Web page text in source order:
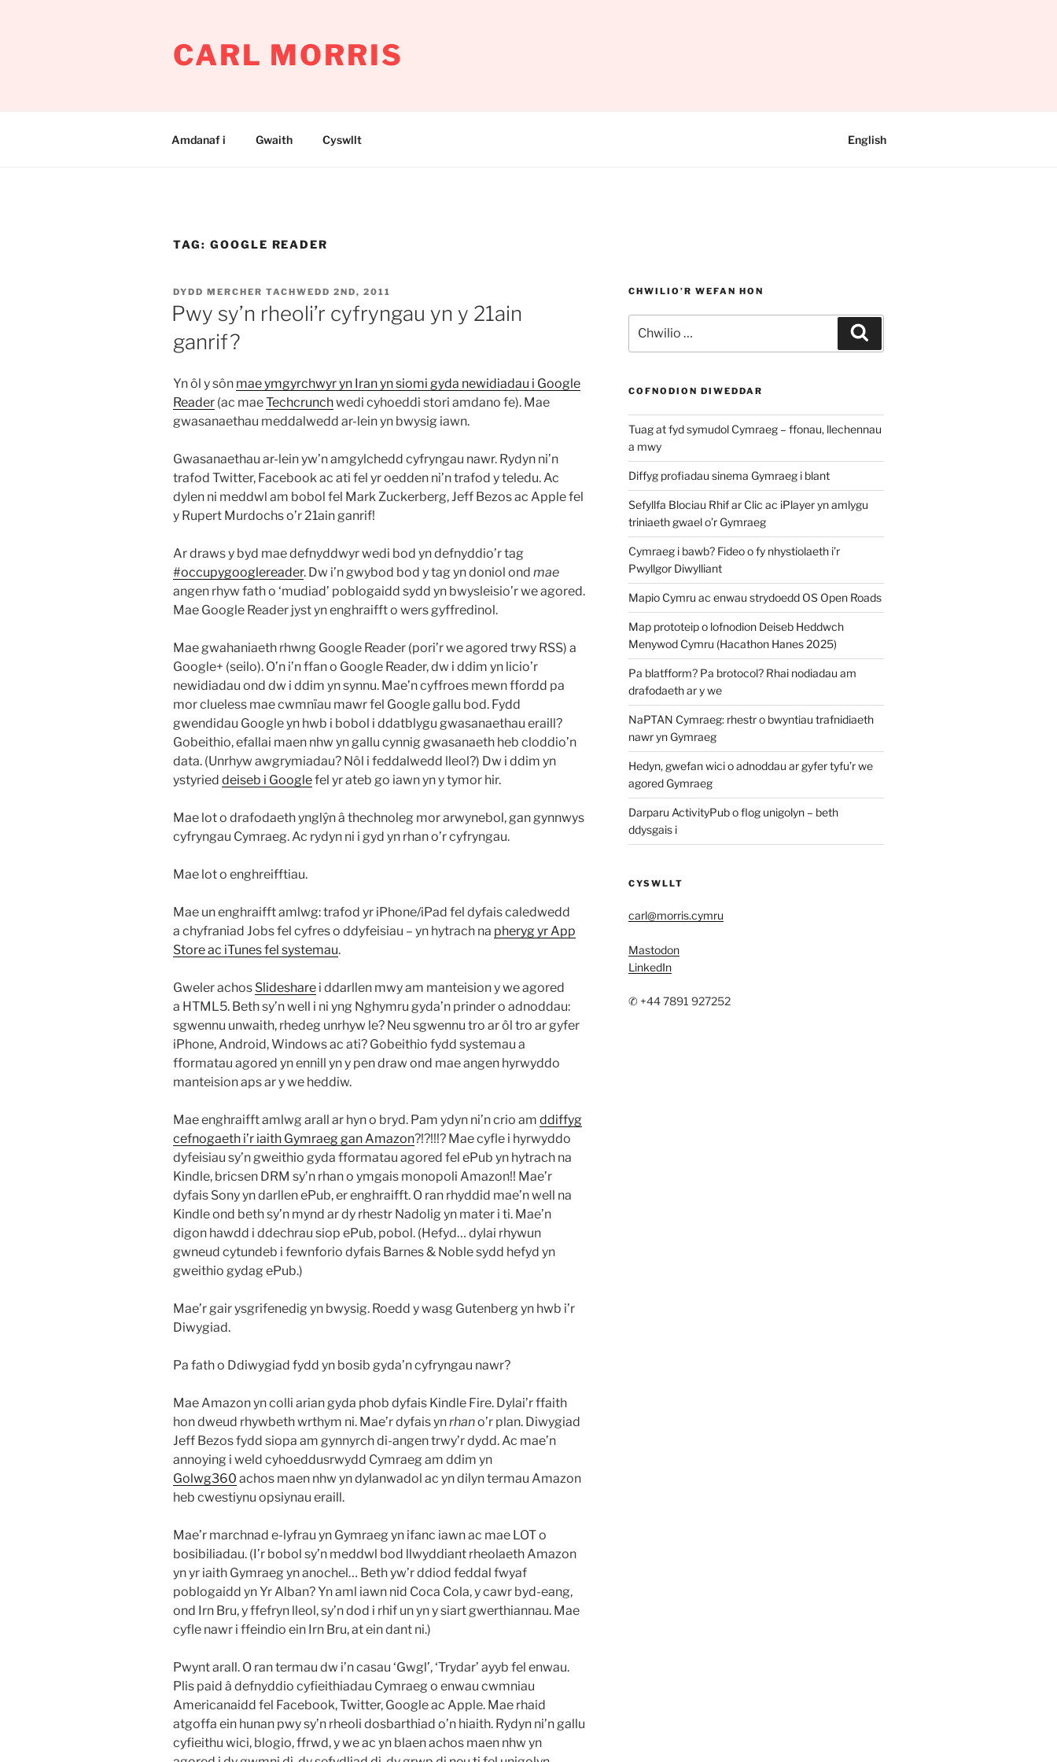
CARL MORRIS
Amdanaf i Gwaith Cyswllt English
TAG: GOOGLE READER
COFNODWYD
AR
DYDD MERCHER TACHWEDD 2ND, 2011
Pwy sy’n rheoli’r cyfryngau yn y 21ain
ganrif?
Yn ôl y sôn mae ymgyrchwyr yn Iran yn siomi gyda newidiadau i Google
Reader (ac maeTechcrunchwedi cyhoeddi stori amdano fe). Mae
gwasanaethau meddalwedd ar-lein yn bwysig iawn.
Gwasanaethau ar-lein yw’n amgylchedd cyfryngau nawr. Rydyn ni’n
trafod Twitter, Facebook ac ati fel yr oedden ni’n trafod y teledu. Ac
dylen ni meddwl am bobol fel Mark Zuckerberg, Jeff Bezos ac Apple fel
y Rupert Murdochs o’r 21ain ganrif!
Ar draws y byd mae defnyddwyr wedi bod yn defnyddio’r tag
#occupygooglereader. Dw i’n gwybod bod y tag yn doniol ond mae
angen rhyw fath o ‘mudiad’ poblogaidd sydd yn bwysleisio’r we agored.
Mae Google Reader jyst yn enghraifft o wers gyffredinol.
Mae gwahaniaeth rhwng Google Reader (pori’r we agored trwy RSS) a
Google+ (seilo). O’n i’n ffan o Google Reader, dw i ddim yn licio’r
newidiadau ond dw i ddim yn synnu. Mae’n cyffroes mewn ffordd pa
mor clueless mae cwmnïau mawr fel Google gallu bod. Fydd
gwendidau Google yn hwb i bobol i ddatblygu gwasanaethau eraill?
Gobeithio, efallai maen nhw yn gallu cynnig gwasanaeth heb cloddio’n
data. (Unrhyw awgrymiadau? Nôl i feddalwedd lleol?) Dw i ddim yn
ystyried deiseb i Googlefel yr ateb go iawn yn y tymor hir.
Mae lot o drafodaeth ynglŷn â thechnoleg mor arwynebol, gan gynnwys
cyfryngau Cymraeg. Ac rydyn ni i gyd yn rhan o’r cyfryngau.
Mae lot o enghreifftiau.
Mae un enghraifft amlwg: trafod yr iPhone/iPad fel dyfais caledwedd
a chyfraniad Jobs fel cyfres o ddyfeisiau – yn hytrach na pheryg yr App
Store ac iTunes fel systemau.
Gweler achos Slideshare i ddarllen mwy am manteision y we agored
a HTML5. Beth sy’n well i ni yng Nghymru gyda’n prinder o adnoddau:
sgwennu unwaith, rhedeg unrhyw le? Neu sgwennu tro ar ôl tro ar gyfer
iPhone, Android, Windows ac ati? Gobeithio fydd systemau a
fformatau agored yn ennill yn y pen draw ond mae angen hyrwyddo
manteision aps ar y we heddiw.
Mae enghraifft amlwg arall ar hyn o bryd. Pam ydyn ni’n crio am ddiffyg
cefnogaeth i’r iaith Gymraeg gan Amazon?!?!!!? Mae cyfle i hyrwyddo
dyfeisiau sy’n gweithio gyda fformatau agored fel ePub yn hytrach na
Kindle, bricsen DRM sy’n rhan o ymgais monopoli Amazon!! Mae’r
dyfais Sony yn darllen ePub, er enghraifft. O ran rhyddid mae’n well na
Kindle ond beth sy’n mynd ar dy rhestr Nadolig yn mater i ti. Mae’n
digon hawdd i ddechrau siop ePub, pobol. (Hefyd… dylai rhywun
gwneud cytundeb i fewnforio dyfais Barnes & Noble sydd hefyd yn
gweithio gydag ePub.)
Mae’r gair ysgrifenedig yn bwysig. Roedd y wasg Gutenberg yn hwb i’r
Diwygiad.
Pa fath o Ddiwygiad fydd yn bosib gyda’n cyfryngau nawr?
Mae Amazon yn colli arian gyda phob dyfais Kindle Fire. Dylai’r ffaith
hon dweud rhywbeth wrthym ni. Mae’r dyfais ynrhano’r plan. Diwygiad
Jeff Bezos fydd siopa am gynnyrch di-angen trwy’r dydd. Ac mae’n
annoying i weld cyhoeddusrwydd Cymraeg am ddim yn
Golwg360 achos maen nhw yn dylanwadol ac yn dilyn termau Amazon
heb cwestiynu opsiynau eraill.
Mae’r marchnad e-lyfrau yn Gymraeg yn ifanc iawn ac mae LOT o
bosibiliadau. (I’r bobol sy’n meddwl bod llwyddiant rheolaeth Amazon
yn yr iaith Gymraeg yn anochel… Beth yw’r ddiod feddal fwyaf
poblogaidd yn Yr Alban? Yn aml iawn nid Coca Cola, y cawr byd-eang,
ond Irn Bru, y ffefryn lleol, sy’n dod i rhif un yn y siart gwerthiannau. Mae
cyfle nawr i ffeindio ein Irn Bru, at ein dant ni.)
Pwynt arall. O ran termau dw i’n casau ‘Gwgl’, ‘Trydar’ ayyb fel enwau.
Plis paid â defnyddio cyfieithiadau Cymraeg o enwau cwmniau
Americanaidd fel Facebook, Twitter, Google ac Apple. Mae rhaid
atgoffa ein hunan pwy sy’n rheoli dosbarthiad o’n hiaith. Rydyn ni’n gallu
cyfieithu wici, blogio, ffrwd, y we ac yn blaen achos maen nhw yn
CHWILIO’R WEFAN HON
am:
COFNODION DIWEDDAR
Tuag at fyd symudol Cymraeg – ffonau, llechennau
a mwy
Diffyg profiadau sinema Gymraeg i blant
Sefyllfa Blociau Rhif ar Clic ac iPlayer yn amlygu
triniaeth gwael o’r Gymraeg
Cymraeg i bawb? Fideo o fy nhystiolaeth i’r
Pwyllgor Diwylliant
Mapio Cymru ac enwau strydoedd OS Open Roads
Map prototeip o lofnodion Deiseb Heddwch
Menywod Cymru (Hacathon Hanes 2025)
Pa blatfform? Pa brotocol? Rhai nodiadau am
drafodaeth ar y we
NaPTAN Cymraeg: rhestr o bwyntiau trafnidiaeth
nawr yn Gymraeg
Hedyn, gwefan wici o adnoddau ar gyfer tyfu’r we
agored Gymraeg
Darparu ActivityPub o flog unigolyn – beth
ddysgais i
CYSWLLT
carl@morris.cymru
Mastodon
LinkedIn
✆ +44 7891 927252